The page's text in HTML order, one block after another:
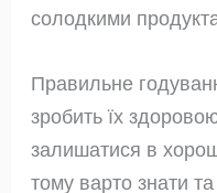
солодкими
Правильне
зробить їх
залишатися в
тому варто знати